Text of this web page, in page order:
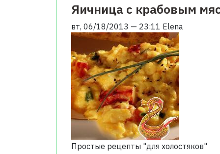
Яичница с крабовым
вт, 06/18/2013 — 23:11 Elena
Простые рецепты "для холостяков"